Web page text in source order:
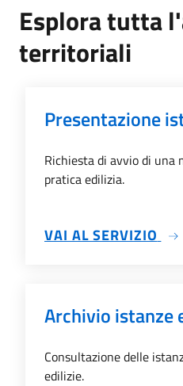
Esplora tutta
territoriali
Presentazione
Richiesta di avvio di una
pratica edilizia.
VAI AL SERVIZIO
Archivio istanze
Consultazione delle
edilizie.